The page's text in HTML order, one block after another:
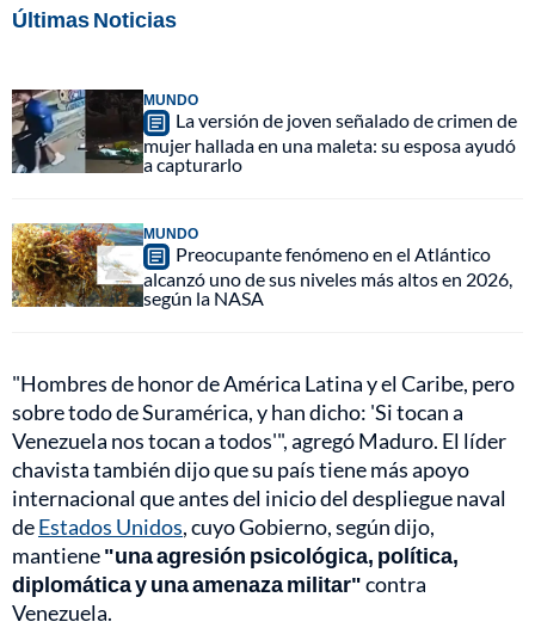
Últimas Noticias
MUNDO
La versión de joven señalado de crimen de
mujer hallada en una maleta: su esposa ayudó
a capturarlo
MUNDO
Preocupante fenómeno en el Atlántico
alcanzó uno de sus niveles más altos en 2026,
según la NASA
"Hombres de honor de América Latina y el Caribe, pero
sobre todo de Suramérica, y han dicho: 'Si tocan a
Venezuela nos tocan a todos'", agregó Maduro. El líder
chavista también dijo que su país tiene más apoyo
internacional que antes del inicio del despliegue naval
deEstados Unidos, cuyo Gobierno, según dijo,
mantiene"una agresión psicológica, política,
diplomática y una amenaza militar"contra
Venezuela.